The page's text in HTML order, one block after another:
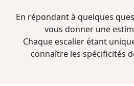
En répondant à quelques
vous donner une
Chaque escalier étant
connaître les spécificités